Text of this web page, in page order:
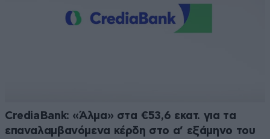
CrediaBank: «Άλμα» στα €53,6 εκατ. για τα
επαναλαμβανόμενα κέρδη στο α’ εξάμηνο του